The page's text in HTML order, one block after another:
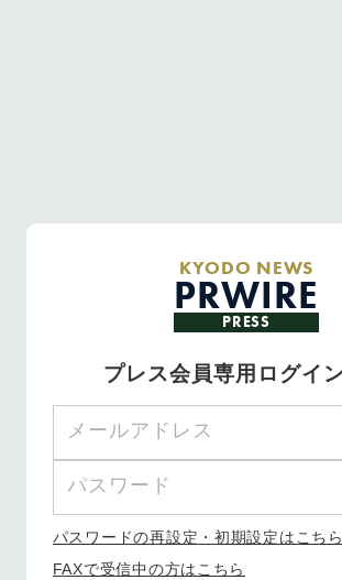
KYODO NEWS
PRWIRE
PRESS
プレス会員専用ログイ
パスワードの再設定・初期設定はこちら
FAXで受信中の方はこちら